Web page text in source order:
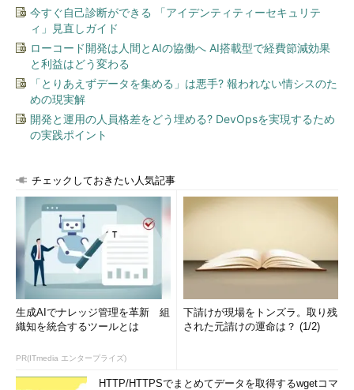
図1 第127回個人情報保護委員会 資料よりデータ管理者
ぜひ覚えてください。要は、当初は「ココだけだめ」と言われた
ものが、後から気付いたら、「ココ」以外にもいろいろなものが
実はだめだったということです。この辺り、改正大綱の骨子では
いかがでしょうか？
板倉陽一郎（以降、板倉）
改正大綱の骨子IV－2が該当箇所で
す。表題が「提供先において個人データとなる場合の規律の明確
化」ですから、元から個人情報と捉えていたとも解釈できるわけ
ですね。
ピンク本と呼ばれる平成27年（2015年）改正前の「立案担当
者解説」（図2）を見ると、当時から「日常的に行われていない
今すぐ自己診断ができる 「アイデンティティーセキュリテ
ィ」見直しガイド
ローコード開発は人間とAIの協働へ AI搭載型で経費節減効果
と利益はどう変わる
「とりあえずデータを集める」は悪手? 報われない情シスのた
めの現実解
開発と運用の人員格差をどう埋める? DevOpsを実現するため
の実践ポイント
チェックしておきたい人気記事
生成AIでナレッジ管理を革新 組
織知を統合するツールとは
PR(ITmedia エンタープライズ)
下請けが現場をトンズラ。取り残
された元請けの運命は？ (1/2)
HTTP/HTTPSでまとめてデータを取得するwgetコマ